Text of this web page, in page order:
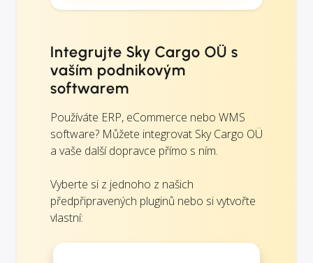
Integrujte Sky Cargo OÜ s
vaším podnikovým
softwarem
Používáte ERP, eCommerce nebo WMS
software? Můžete integrovat Sky Cargo OÜ
a vaše další dopravce přímo s ním.
Vyberte si z jednoho z našich
předpřipravených pluginů nebo si vytvořte
vlastní: